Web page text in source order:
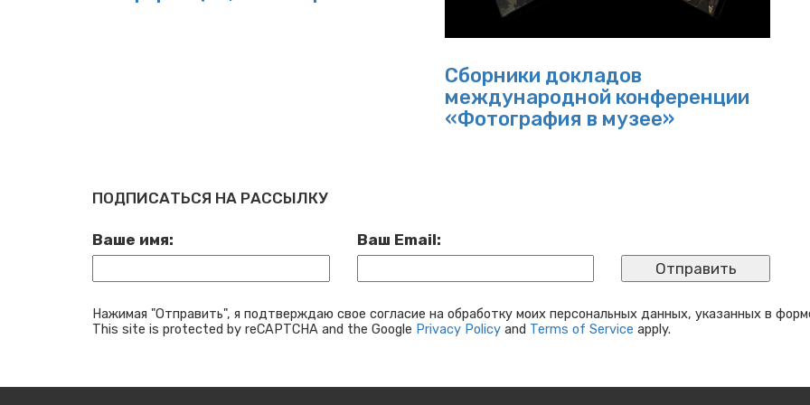
Сборники докладов
международной конференции
«Фотография в музее»
ПОДПИСАТЬСЯ НА РАССЫЛКУ
Ваше имя: Ваш Email:
Нажимая "Отправить", я подтверждаю свое согласие на обработку моих персональных данных, указанных в
This site is protected by reCAPTCHA and the Google Privacy Policy and Terms of Service apply.